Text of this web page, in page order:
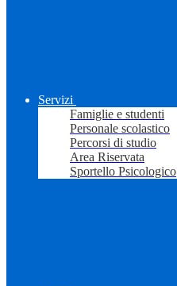
Servizi
Famiglie e studenti
Personale scolastico
Percorsi di studio
Area Riservata
Sportello Psicologico